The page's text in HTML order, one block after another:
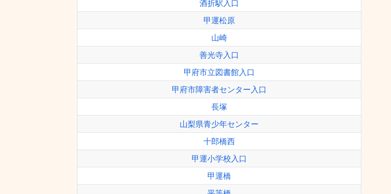
酒折駅入口
甲運松原
山崎
善光寺入口
甲府市立図書館入口
甲府市障害者センター入口
長塚
山梨県青少年センター
十郎橋西
甲運小学校入口
甲運橋